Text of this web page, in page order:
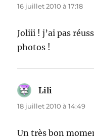
16 juillet 2010 à 17:18
Joliii ! j’ai pas
photos !
Lili
18 juillet 2010 à 14:49
Un très bon